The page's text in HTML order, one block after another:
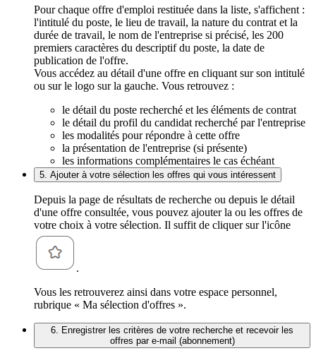
Pour chaque offre d'emploi restituée dans la liste, s'affichent :
l'intitulé du poste, le lieu de travail, la nature du contrat et la
durée de travail, le nom de l'entreprise si précisé, les 200
premiers caractères du descriptif du poste, la date de
publication de l'offre.
Vous accédez au détail d'une offre en cliquant sur son intitulé
ou sur le logo sur la gauche. Vous retrouvez :
le détail du poste recherché et les éléments de contrat
le détail du profil du candidat recherché par l'entreprise
les modalités pour répondre à cette offre
la présentation de l'entreprise (si présente)
les informations complémentaires le cas échéant
5. Ajouter à votre sélection les offres qui vous intéressent
Depuis la page de résultats de recherche ou depuis le détail
d'une offre consultée, vous pouvez ajouter la ou les offres de
votre choix à votre sélection. Il suffit de cliquer sur l'icône
.
Vous les retrouverez ainsi dans votre espace personnel,
rubrique « Ma sélection d'offres ».
6. Enregistrer les critères de votre recherche et recevoir les
offres par e-mail (abonnement)